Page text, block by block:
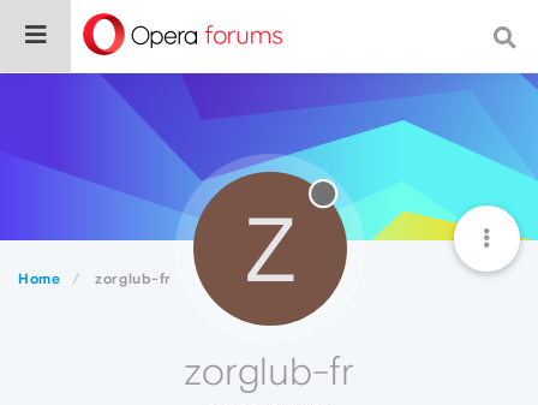
Home zorglub-fr Z
zorglub-fr